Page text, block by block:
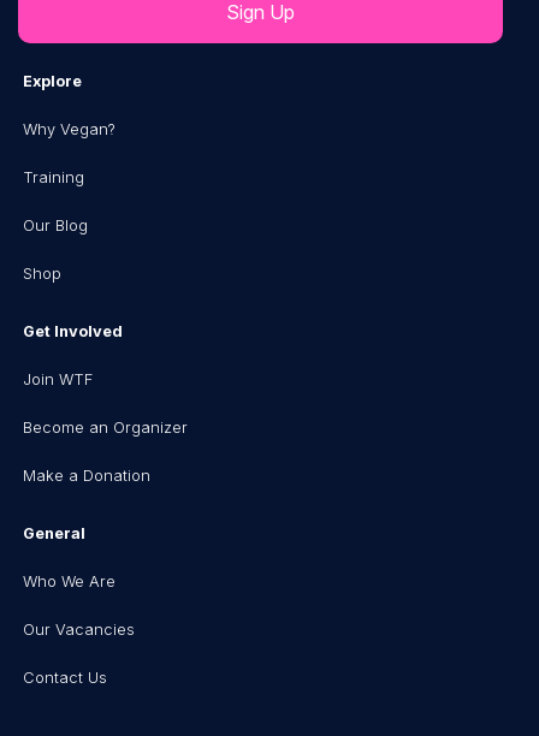
Explore
Why Vegan?
Training
Our Blog
Shop
Get Involved
Join WTF
Become an Organizer
Make a Donation
General
Who We Are
Our Vacancies
Contact Us